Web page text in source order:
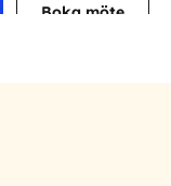
Boka möte